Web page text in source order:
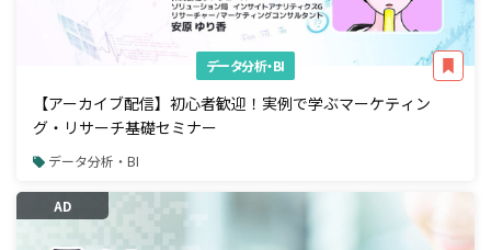
データ分析・BI
【アーカイブ配信】初心者歓迎！実例で学ぶマーケティン
グ・リサーチ基礎セミナー
データ分析・BI
AD